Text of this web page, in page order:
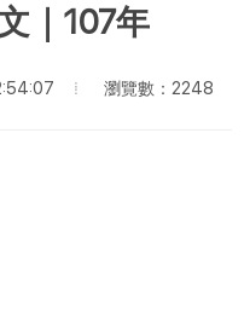
｜107年
瀏覽數：2248